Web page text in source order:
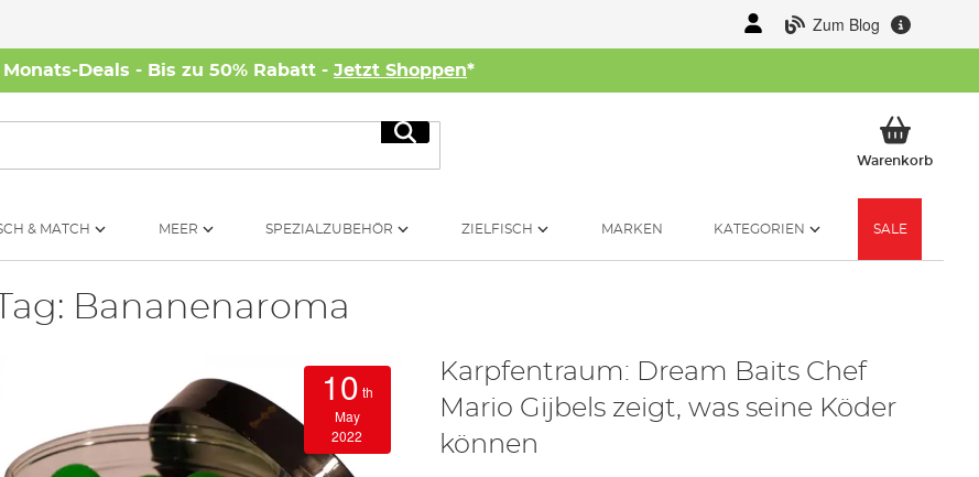
Zum Blog
Monats-Deals - Bis zu 50% Rabatt - Jetzt Shoppen*
Suche
WarenkorbMein
& MATCH MEER SPEZIALZUBEHÖR ZIELFISCH MARKEN KATEGORIEN SALE
Tag: Bananenaroma
10 th
May
2022
Karpfentraum: Dream Baits Chef
Mario Gijbels zeigt, was seine Köder
können